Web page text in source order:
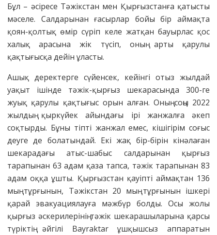
Бұл – әсіресе Тәжікстан мен Қырғызстанға қатысты
мәселе. Салдарынан ғасырлар бойы бір аймақта
қоян-қолтық өмір сүріп келе жатқан бауырлас қос
халық арасына жік түсіп, оның арты қарулы
қақтығысқа дейін ұласты.
Ашық деректерге сүйенсек, кейінгі отыз жылдай
уақыт ішінде тәжік-қырғыз шекарасында 300-ге
жуық қарулы қақтығыс орын алған. Оның соңы 2022
жылдың қыркүйек айындағы ірі жанжалға әкеп
соқтырды. Бұны тіпті жанжал емес, кішігірім соғыс
деуге де болатындай. Екі жақ бір-бірін кінәлаған
шекарадағы атыс-шабыс салдарынан қырғыз
тарапынан 63 адам қаза тапса, тәжік тарапынан 83
адам оққа ұшты. Қырғызстан қауіпті аймақтан 136
мың тұрғынын, Тәжікстан 20 мың тұрғынын ішкері
қарай эвакуациялауға мәжбүр болды. Осы жолы
қырғыз әскерилерінің тәжік шекарашыларына қарсы
түріктің әйгілі Bayraktar ұшқышсыз аппаратын